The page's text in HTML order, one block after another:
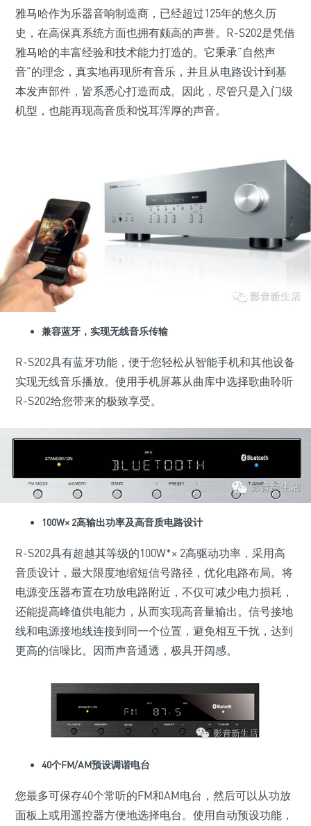
雅马哈作为乐器音响制造商，已经超过125年的悠久历
史，在高保真系统方面也拥有颇高的声誉。R-S202是凭借
雅马哈的丰富经验和技术能力打造的。它秉承“自然声
音”的理念，真实地再现所有音乐，并且从电路设计到基
本发声部件，皆系悉心打造而成。因此，尽管只是入门级
机型，也能再现高音质和悦耳浑厚的声音。
兼容蓝牙，实现无线音乐传输
R-S202具有蓝牙功能，便于您轻松从智能手机和其他设备
实现无线音乐播放。使用手机屏幕从曲库中选择歌曲聆听
R-S202给您带来的极致享受。
100W× 2高输出功率及高音质电路设计
R-S202具有超越其等级的100W*× 2高驱动功率，采用高
音质设计，最大限度地缩短信号路径，优化电路布局。将
电源变压器布置在功放电路附近，不仅可减少电力损耗，
还能提高峰值供电能力，从而实现高音量输出。信号接地
线和电源接地线连接到同一个位置，避免相互干扰，达到
更高的信噪比。因而声音通透，极具开阔感。
40个FM/AM预设调谐电台
您最多可保存40个常听的FM和AM电台，然后可以从功放
面板上或用遥控器方便地选择电台。使用自动预设功能，